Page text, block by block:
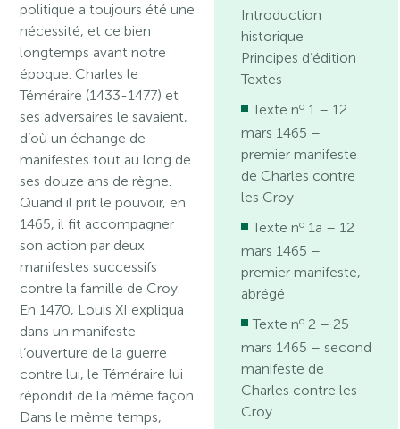
politique a toujours été une
nécessité, et ce bien
longtemps avant notre
époque. Charles le
Téméraire (1433-1477) et
ses adversaires le savaient,
d’où un échange de
manifestes tout au long de
ses douze ans de règne.
Quand il prit le pouvoir, en
1465, il fit accompagner
son action par deux
manifestes successifs
contre la famille de Croy.
En 1470, Louis XI expliqua
dans un manifeste
l’ouverture de la guerre
contre lui, le Téméraire lui
répondit de la même façon.
Dans le même temps,
Introduction
historique
Principes d’édition
Textes
Texte no 1 – 12
mars 1465 –
premier manifeste
de Charles contre
les Croy
Texte no 1a – 12
mars 1465 –
premier manifeste,
abrégé
Texte no 2 – 25
mars 1465 – second
manifeste de
Charles contre les
Croy